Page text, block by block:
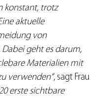
konstant, trotz
aktuelle
von
geht es darum,
Materialien mit
verwenden“, sagt Frau
erste sichtbare